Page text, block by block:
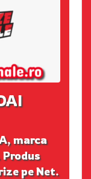
marca
pe Net.